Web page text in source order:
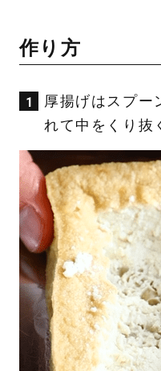
作り方
厚揚げはスプー
れて中をくり抜